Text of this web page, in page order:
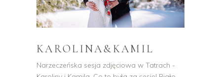
KAROLINA&KAMIL
Narzeczeńska sesja zdjęciowa w Tatrach -